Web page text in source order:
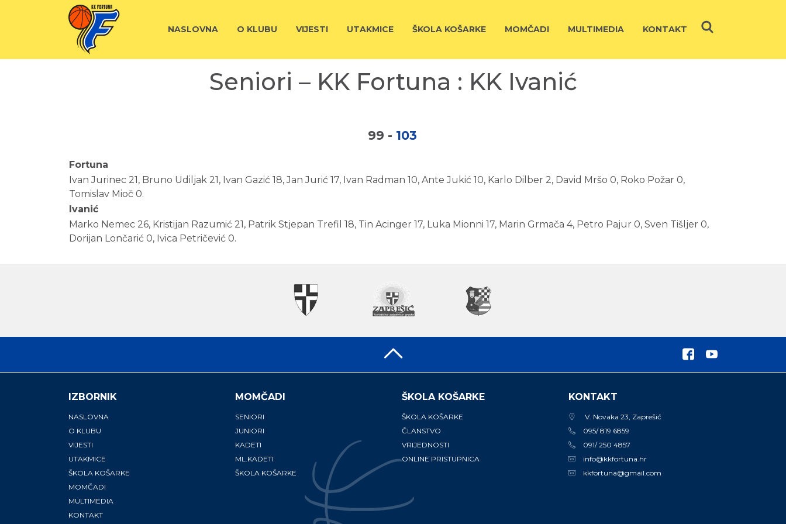
NASLOVNA O KLUBU VIJESTI UTAKMICE ŠKOLA KOŠARKE MOMČADI MULTIMEDIA KONTAKT
Seniori – KK Fortuna : KK Ivanić
99 - 103
Fortuna
Ivan Jurinec 21, Bruno Udiljak 21, Ivan Gazić 18, Jan Jurić 17, Ivan Radman 10, Ante Jukić 10, Karlo Dilber 2, David Mršo 0, Roko Požar 0,
Tomislav Mioč 0.
Ivanić
Marko Nemec 26, Kristijan Razumić 21, Patrik Stjepan Trefil 18, Tin Acinger 17, Luka Mionni 17, Marin Grmača 4, Petro Pajur 0, Sven Tišljer 0,
Dorijan Lončarić 0, Ivica Petričević 0.
IZBORNIK
NASLOVNA
O KLUBU
VIJESTI
UTAKMICE
ŠKOLA KOŠARKE
MOMČADI
MULTIMEDIA
KONTAKT
MOMČADI
SENIORI
JUNIORI
KADETI
ML.KADETI
ŠKOLA KOŠARKE
ŠKOLA KOŠARKE
ŠKOLA KOŠARKE
ČLANSTVO
VRIJEDNOSTI
ONLINE PRISTUPNICA
KONTAKT
V. Novaka 23, Zaprešić
095/ 819 6859
091/ 250 4857
info@kkfortuna.hr
kkfortuna@gmail.com